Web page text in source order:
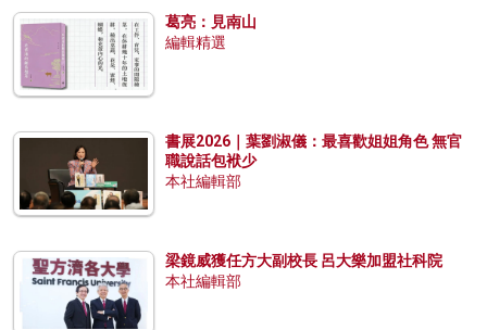
葛亮：見南山
編輯精選
書展2026｜葉劉淑儀：最喜歡姐姐角色 無官
職說話包袱少
本社編輯部
梁鏡威獲任方大副校長 呂大樂加盟社科院
本社編輯部